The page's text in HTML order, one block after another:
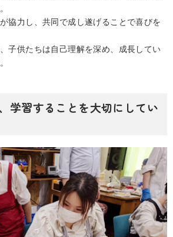
協力し、共同で成し遂げることで喜びを
子供たちは自己理解を深め、成長してい
学習することを大切にしてい